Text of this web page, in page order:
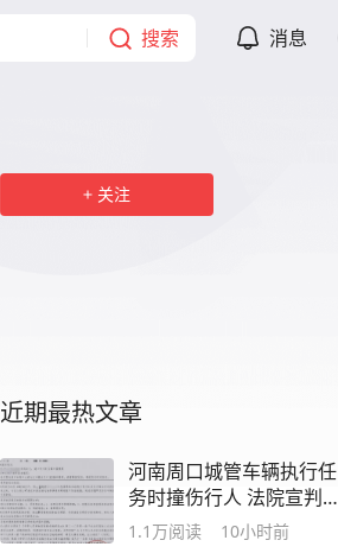
搜索 消息
关注
近期最热文章
河南周口城管车辆执行任
务时撞伤行人 法院宣判已
俩月赔偿仍未到位
1.1万阅读 10小时前